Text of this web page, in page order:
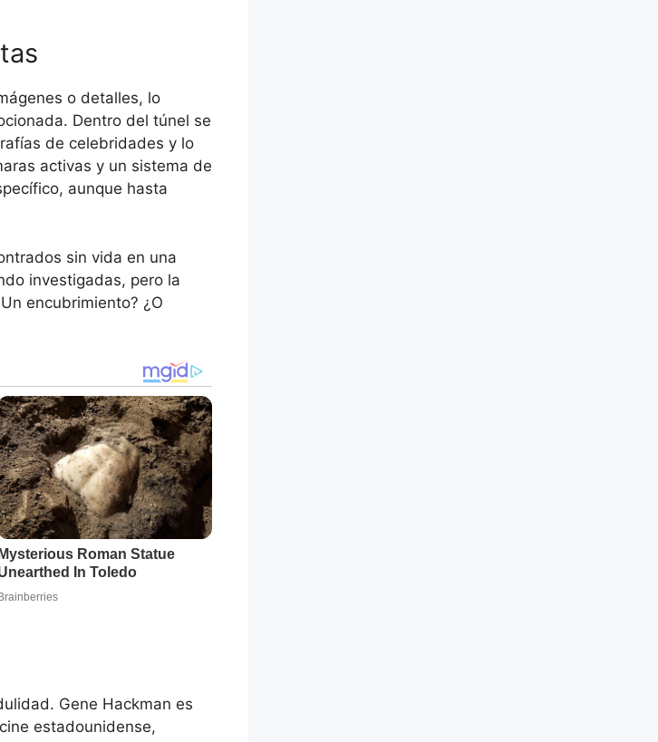
o detalles, lo
Dentro del túnel se
de celebridades y lo
activas y un sistema de
aunque hasta
sin vida en una
investigadas, pero la
encubrimiento? ¿O
Gene Hackman es
estadounidense,